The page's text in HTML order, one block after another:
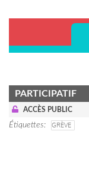
PARTICIPATIF
ACCÈS PUBLIC
Étiquettes GRÈVE